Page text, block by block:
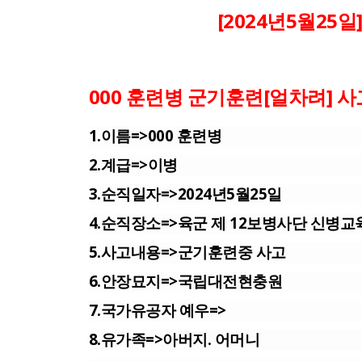
[2024년5월25일]
000 훈련병 군기훈련[얼차려] 사
1.이름=>000 훈련병
2.계급=>이병
3.순직일자=>2024년5월25일
4.순직장소=>육군 제 12보병사단 신병교
5.사고내용=>군기훈련중 사고
6.안장묘지=>국립대전현충원
7.국가유공자 예우=>
8.유가족=>아버지. 어머니